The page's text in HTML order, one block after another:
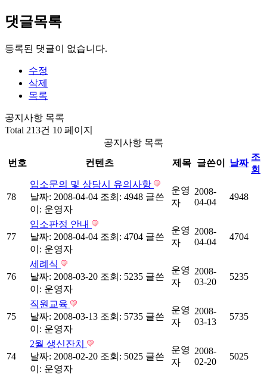
댓글목록
등록된 댓글이 없습니다.
수정
삭제
목록
공지사항 목록
Total 213건 10 페이지
공지사항 목록
번호
컨텐츠 제목 글쓴이 날짜
조
회
78
입소문의 및 상담시 유의사항
날짜: 2008-04-04 조회: 4948 글쓴
이: 운영자
운영
자
2008-
04-04
4948
77
입소판정 안내
날짜: 2008-04-04 조회: 4704 글쓴
이: 운영자
운영
자
2008-
04-04
4704
76
세례식
날짜: 2008-03-20 조회: 5235 글쓴
이: 운영자
운영
자
2008-
03-20
5235
75
직원교육
날짜: 2008-03-13 조회: 5735 글쓴
이: 운영자
운영
자
2008-
03-13
5735
74
2월 생신잔치
날짜: 2008-02-20 조회: 5025 글쓴
이: 운영자
운영
자
2008-
02-20
5025